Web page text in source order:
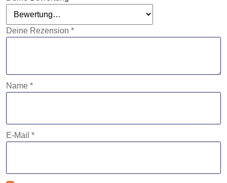
Deine Rezension *
Name *
E-Mail *